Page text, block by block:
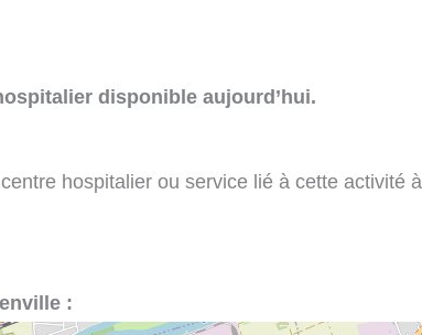
disponible aujourd’hui.
hospitalier ou service lié à cette activité à
: